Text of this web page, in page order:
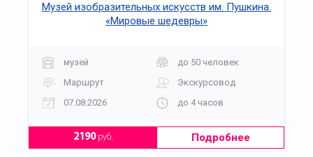
Музей изобразительных искусств им. Пушкина.
«Мировые шедевры»
музей
до 50 человек
Маршрут
Экскурсовод
07.08.2026
до 4 часов
2190руб. Подробнее